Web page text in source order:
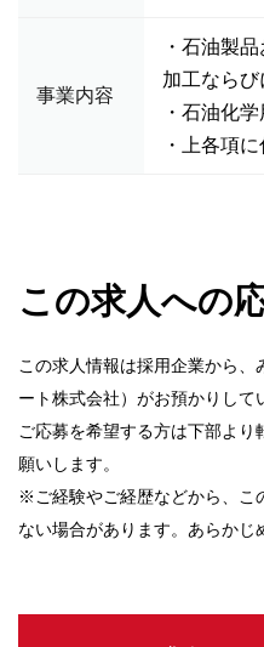
事業内容
・石油製
加工ならび
・石油化
・上各項
この求人への
この求人情報は採用企業から、
ート株式会社）がお預かりして
ご応募を希望する方は下部より
願いします。
※ご経験やご経歴などから、こ
ない場合があります。あらかじ